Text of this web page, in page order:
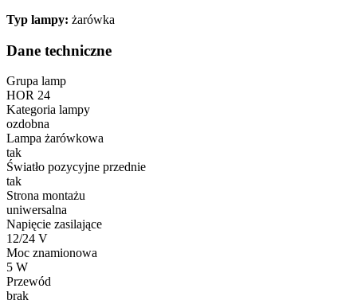
Typ lampy: żarówka
Dane techniczne
Grupa lamp
HOR 24
Kategoria lampy
ozdobna
Lampa żarówkowa
tak
Światło pozycyjne przednie
tak
Strona montażu
uniwersalna
Napięcie zasilające
12/24 V
Moc znamionowa
5 W
Przewód
brak